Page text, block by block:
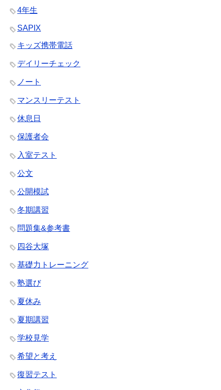
4年生
SAPIX
キッズ携帯電話
デイリーチェック
ノート
マンスリーテスト
休息日
保護者会
入室テスト
公文
公開模試
冬期講習
問題集&参考書
四谷大塚
基礎力トレーニング
塾選び
夏休み
夏期講習
学校見学
希望と考え
復習テスト